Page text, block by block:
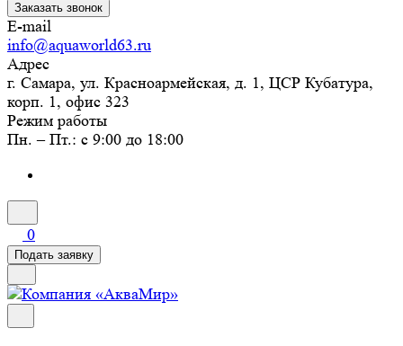
Заказать звонок
E-mail
info@aquaworld63.ru
Адрес
г. Самара, ул. Красноармейская, д. 1, ЦСР Кубатура,
корп. 1, офис 323
Режим работы
Пн. – Пт.: с 9:00 до 18:00
0
Подать заявку